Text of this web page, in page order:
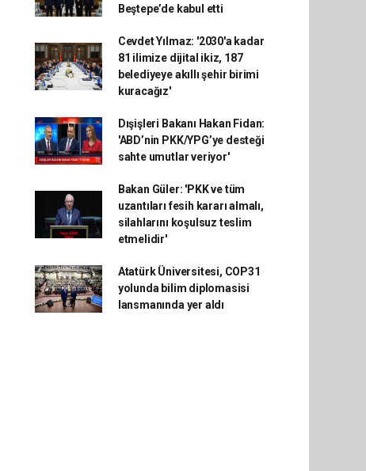
Beştepe’de kabul etti
Cevdet Yılmaz: '2030'a kadar
81 ilimize dijital ikiz, 187
belediyeye akıllı şehir birimi
kuracağız'
Dışişleri Bakanı Hakan Fidan:
'ABD’nin PKK/YPG’ye desteği
sahte umutlar veriyor'
Bakan Güler: 'PKK ve tüm
uzantıları fesih kararı almalı,
silahlarını koşulsuz teslim
etmelidir'
Atatürk Üniversitesi, COP31
yolunda bilim diplomasisi
lansmanında yer aldı